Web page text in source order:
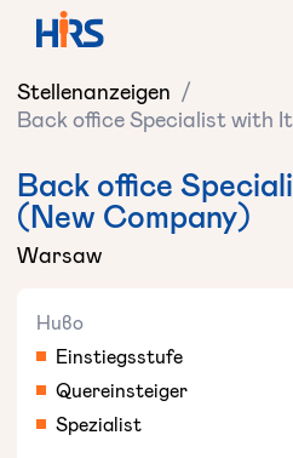
Stellenanzeigen /
Back office Specialist with
Back office
(New Company)
Warsaw
Ниво
Einstiegsstufe
Quereinsteiger
Spezialist